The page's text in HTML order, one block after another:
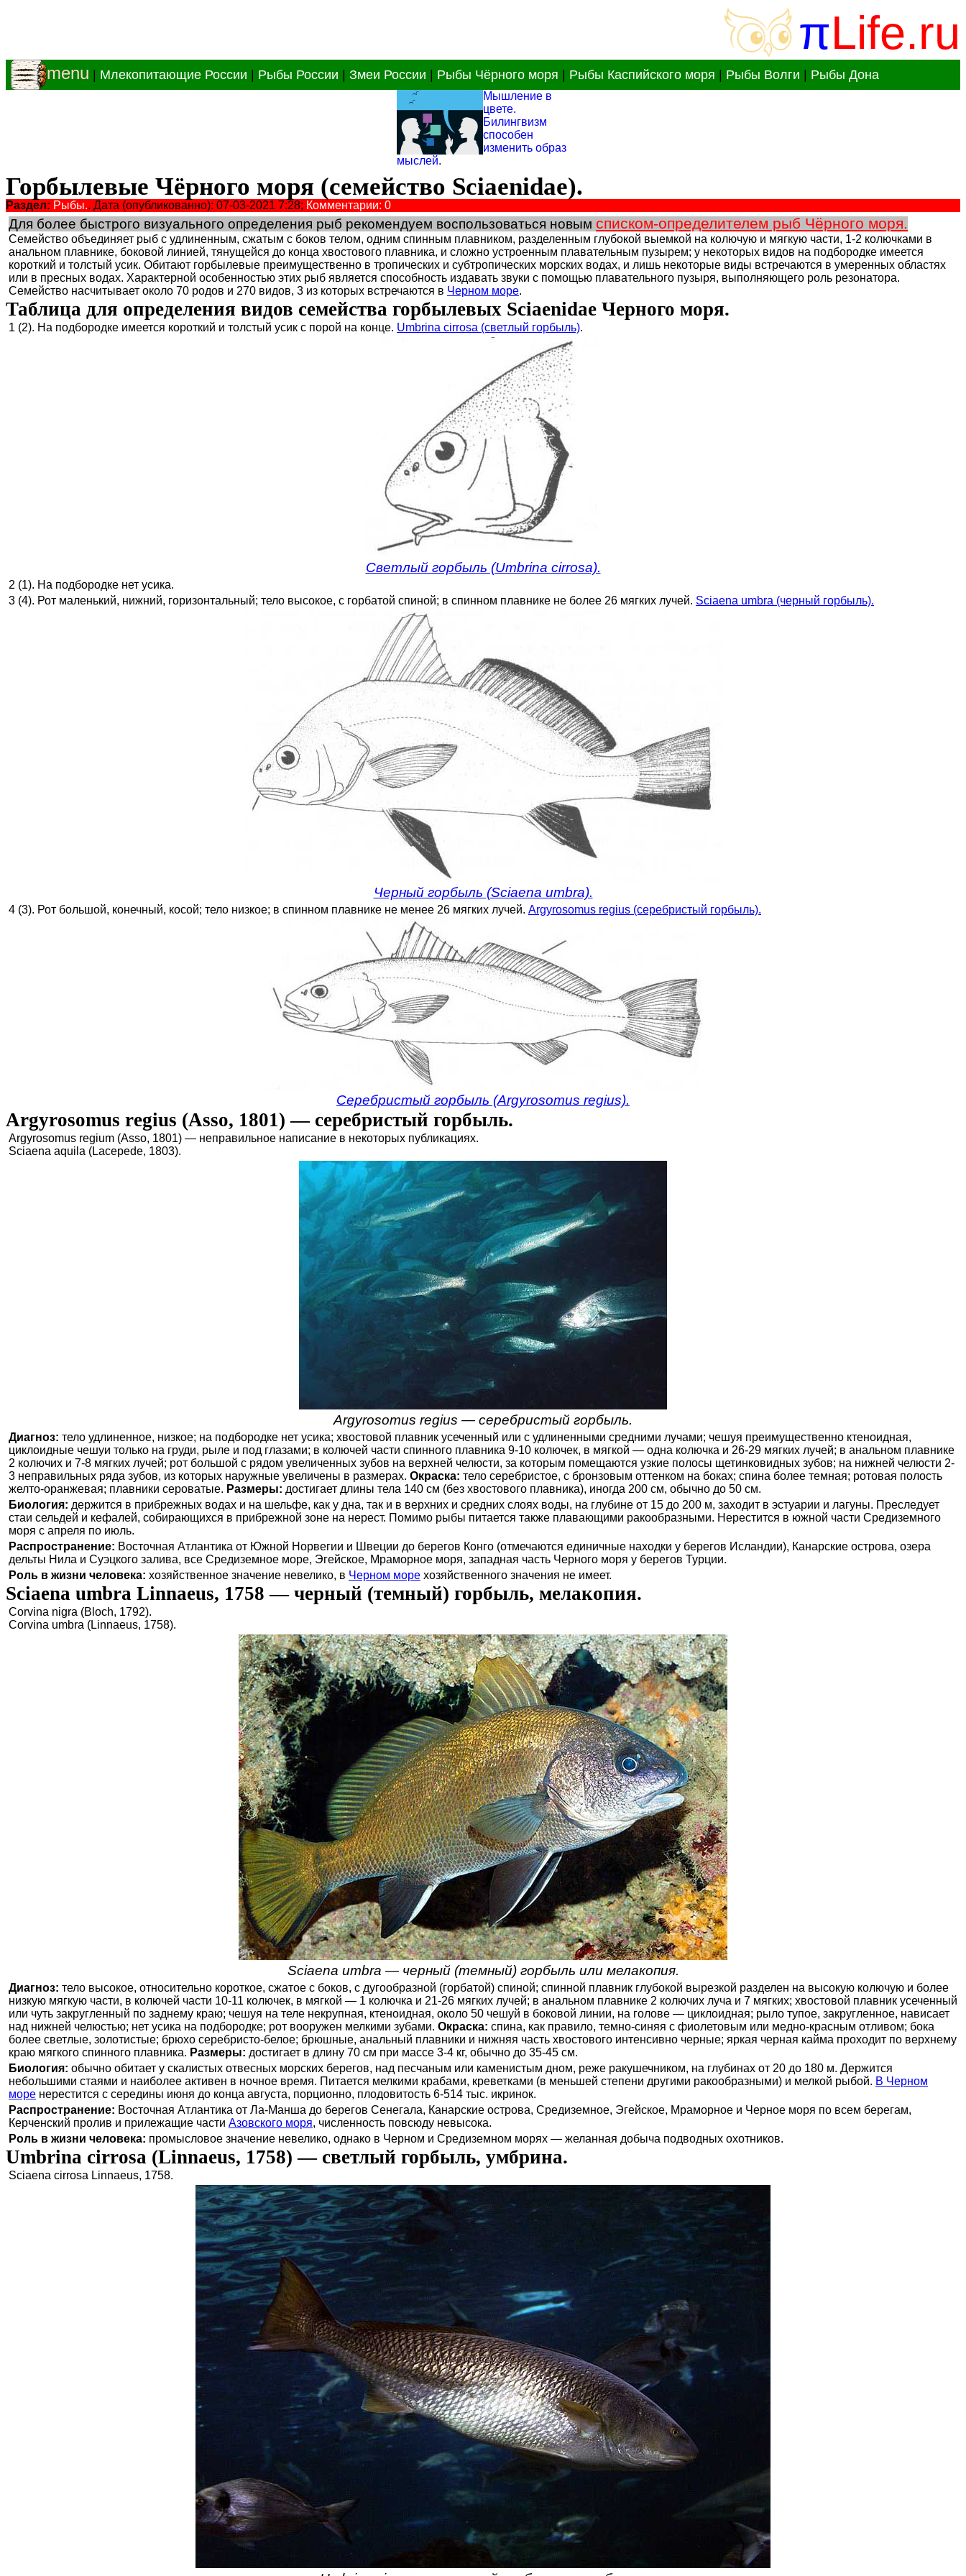
πLife.ru
menu Млекопитающие России Рыбы России Змеи России Рыбы Чёрного моря Рыбы Каспийского моря Рыбы Волги Рыбы Дона
Мышление в
цвете.
Билингвизм
способен
изменить образ
мыслей.
Горбылевые Чёрного моря (семейство Sciaenidae).
Раздел: Рыбы.. Дата (опубликованно): 07-03-2021 7:28; Комментарии: 0
Для более быстрого визуального определения рыб рекомендуем воспользоваться новым списком-определителем рыб Чёрного моря.
Семейство объединяет рыб с удлиненным, сжатым с боков телом, одним спинным плавником, разделенным глубокой выемкой на колючую и мягкую части, 1-2 колючками в
анальном плавнике, боковой линией, тянущейся до конца хвостового плавника, и сложно устроенным плавательным пузырем; у некоторых видов на подбородке имеется
короткий и толстый усик. Обитают горбылевые преимущественно в тропических и субтропических морских водах, и лишь некоторые виды встречаются в умеренных областях
или в пресных водах. Характерной особенностью этих рыб является способность издавать звуки с помощью плавательного пузыря, выполняющего роль резонатора.
Семейство насчитывает около 70 родов и 270 видов, 3 из которых встречаются в Черном море.
Таблица для определения видов семейства горбылевых Sciaenidae Черного моря.
1 (2). На подбородке имеется короткий и толстый усик с порой на конце. Umbrina cirrosa (светлый горбыль).
Светлый горбыль (Umbrina cirrosa).
2 (1). На подбородке нет усика.
3 (4). Рот маленький, нижний, горизонтальный; тело высокое, с горбатой спиной; в спинном плавнике не более 26 мягких лучей. Sciaena umbra (черный горбыль).
Черный горбыль (Sciaena umbra).
4 (3). Рот большой, конечный, косой; тело низкое; в спинном плавнике не менее 26 мягких лучей. Argyrosomus regius (серебристый горбыль).
Серебристый горбыль (Argyrosomus regius).
Argyrosomus regius (Asso, 1801) — серебристый горбыль.
Argyrosomus regium (Asso, 1801) — неправильное написание в некоторых публикациях.
Sciaena aquila (Lacepede, 1803).
Argyrosomus regius — серебристый горбыль.
Диагноз: тело удлиненное, низкое; на подбородке нет усика; хвостовой плавник усеченный или с удлиненными средними лучами; чешуя преимущественно ктеноидная,
циклоидные чешуи только на груди, рыле и под глазами; в колючей части спинного плавника 9-10 колючек, в мягкой — одна колючка и 26-29 мягких лучей; в анальном плавнике
2 колючих и 7-8 мягких лучей; рот большой с рядом увеличенных зубов на верхней челюсти, за которым помещаются узкие полосы щетинковидных зубов; на нижней челюсти 2-
3 неправильных ряда зубов, из которых наружные увеличены в размерах. Окраска: тело серебристое, с бронзовым оттенком на боках; спина более темная; ротовая полость
желто-оранжевая; плавники сероватые. Размеры: достигает длины тела 140 см (без хвостового плавника), иногда 200 см, обычно до 50 см.
Биология: держится в прибрежных водах и на шельфе, как у дна, так и в верхних и средних слоях воды, на глубине от 15 до 200 м, заходит в эстуарии и лагуны. Преследует
стаи сельдей и кефалей, собирающихся в прибрежной зоне на нерест. Помимо рыбы питается также плавающими ракообразными. Нерестится в южной части Средиземного
моря с апреля по июль.
Распространение: Восточная Атлантика от Южной Норвегии и Швеции до берегов Конго (отмечаются единичные находки у берегов Исландии), Канарские острова, озера
дельты Нила и Суэцкого залива, все Средиземное море, Эгейское, Мраморное моря, западная часть Черного моря у берегов Турции.
Роль в жизни человека: хозяйственное значение невелико, в Черном море хозяйственного значения не имеет.
Sciaena umbra Linnaeus, 1758 — черный (темный) горбыль, мелакопия.
Corvina nigra (Bloch, 1792).
Corvina umbra (Linnaeus, 1758).
Sciaena umbra — черный (темный) горбыль или мелакопия.
Диагноз: тело высокое, относительно короткое, сжатое с боков, с дугообразной (горбатой) спиной; спинной плавник глубокой вырезкой разделен на высокую колючую и более
низкую мягкую части, в колючей части 10-11 колючек, в мягкой — 1 колючка и 21-26 мягких лучей; в анальном плавнике 2 колючих луча и 7 мягких; хвостовой плавник усеченный
или чуть закругленный по заднему краю; чешуя на теле некрупная, ктеноидная, около 50 чешуй в боковой линии, на голове — циклоидная; рыло тупое, закругленное, нависает
над нижней челюстью; нет усика на подбородке; рот вооружен мелкими зубами. Окраска: спина, как правило, темно-синяя с фиолетовым или медно-красным отливом; бока
более светлые, золотистые; брюхо серебристо-белое; брюшные, анальный плавники и нижняя часть хвостового интенсивно черные; яркая черная кайма проходит по верхнему
краю мягкого спинного плавника. Размеры: достигает в длину 70 см при массе 3-4 кг, обычно до 35-45 см.
Биология: обычно обитает у скалистых отвесных морских берегов, над песчаным или каменистым дном, реже ракушечником, на глубинах от 20 до 180 м. Держится
небольшими стаями и наиболее активен в ночное время. Питается мелкими крабами, креветками (в меньшей степени другими ракообразными) и мелкой рыбой. В Черном
море нерестится с середины июня до конца августа, порционно, плодовитость 6-514 тыс. икринок.
Распространение: Восточная Атлантика от Ла-Манша до берегов Сенегала, Канарские острова, Средиземное, Эгейское, Мраморное и Черное моря по всем берегам,
Керченский пролив и прилежащие части Азовского моря, численность повсюду невысока.
Роль в жизни человека: промысловое значение невелико, однако в Черном и Средиземном морях — желанная добыча подводных охотников.
Umbrina cirrosa (Linnaeus, 1758) — светлый горбыль, умбрина.
Sciaena cirrosa Linnaeus, 1758.